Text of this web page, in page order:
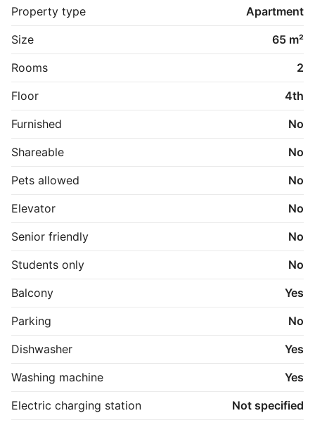
I lejligheden er der installeret Genvex, hvilket er et
ventilationsanlæg som sikrer et både sundt og
økonomisk indeklima.
Dyr og rygning og dampning ikke tilladt.
Property type
Apartment
Size
65 m²
Rooms
2
Floor
4th
Furnished
No
Shareable
No
Pets allowed
No
Elevator
No
Senior friendly
No
Students only
No
Balcony
Yes
Parking
No
Dishwasher
Yes
Washing machine
Yes
Electric charging station
Not specified